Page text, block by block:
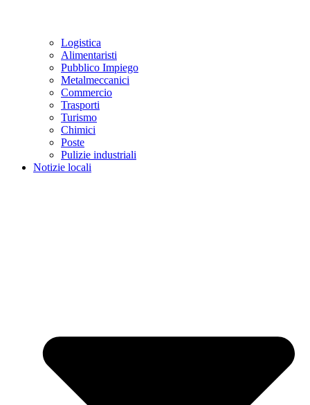
Logistica
Alimentaristi
Pubblico Impiego
Metalmeccanici
Commercio
Trasporti
Turismo
Chimici
Poste
Pulizie industriali
Notizie locali